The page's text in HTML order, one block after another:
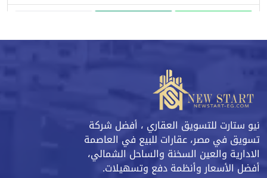
نيو ستارت للتسويق العقاري ، أفضل شركة
تسويق في مصر، عقارات للبيع في العاصمة
الادارية والعين السخنة والساحل الشمالي،
أفضل الأسعار وأنظمة دفع وتسهيلات.